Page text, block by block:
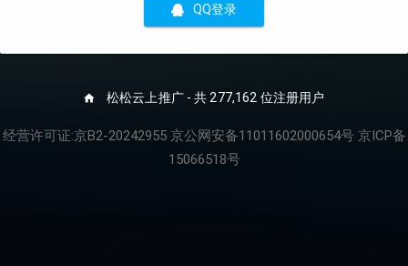
QQ登录
松松云上推广 - 共 277,162 位注册用户
经营许可证:京B2-20242955 京公网安备11011602000654号 京ICP备
15066518号